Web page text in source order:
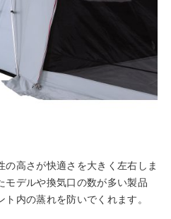
の高さが快適さを大きく左右しま
モデルや換気口の数が多い製品
内の蒸れを防いでくれます。